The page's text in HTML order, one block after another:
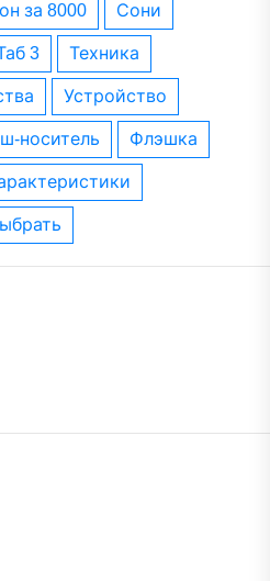
за 8000 сони
таб 3 техника
устройство
носитель флэшка